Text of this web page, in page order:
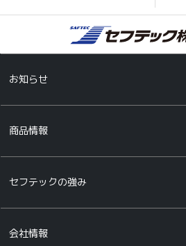
お知らせ
商品情報
セフテックの強み
会社情報